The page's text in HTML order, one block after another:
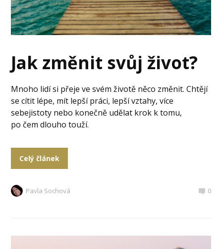
Jak změnit svůj život?
Mnoho lidí si přeje ve svém životě něco změnit. Chtějí
se cítit lépe, mít lepší práci, lepší vztahy, více
sebejistoty nebo konečně udělat krok k tomu,
po čem dlouho touží.
Celý článek
Pavla Sochová 0